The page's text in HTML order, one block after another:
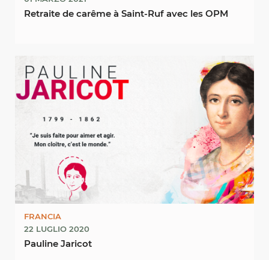
Retraite de carême à Saint-Ruf avec les OPM
FRANCIA
22 LUGLIO 2020
Pauline Jaricot